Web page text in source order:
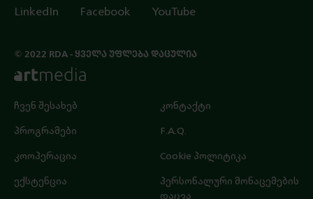
ჩვენ შესახებ
პროგრამები
კოოპერაცია
ექსტენცია
კონტაქტი
F.A.Q.
Cookie პოლიტიკა
პერსონალური მონაცემების
დაცვა
LinkedIn Facebook YouTube
© 2022 RDA - ᲧᲕᲔᲚᲐ ᲣᲤᲚᲔᲑᲐ ᲓᲐᲪᲣᲚᲘᲐ